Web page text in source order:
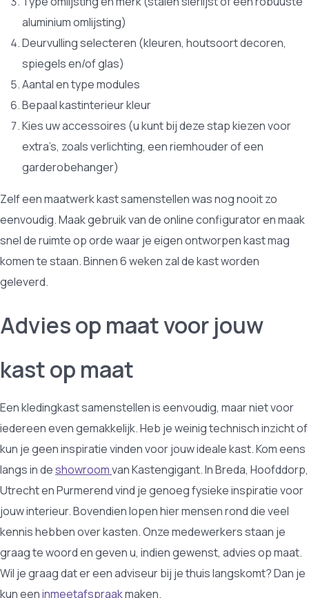
aluminium omlijsting)
Deurvulling selecteren (kleuren, houtsoort decoren,
spiegels en/of glas)
Aantal en type modules
Bepaal kastinterieur kleur
Kies uw accessoires (u kunt bij deze stap kiezen voor
extra’s, zoals verlichting, een riemhouder of een
garderobehanger)
Zelf een maatwerk kast samenstellen was nog nooit zo
eenvoudig. Maak gebruik van de online configurator en maak
snel de ruimte op orde waar je eigen ontworpen kast mag
komen te staan. Binnen 6 weken zal de kast worden
geleverd.
Advies op maat voor jouw
kast op maat
Een kledingkast samenstellen is eenvoudig, maar niet voor
iedereen even gemakkelijk. Heb je weinig technisch inzicht of
kun je geen inspiratie vinden voor jouw ideale kast. Kom eens
langs in deshowroomvan Kastengigant. In Breda, Hoofddorp,
Utrecht en Purmerend vind je genoeg fysieke inspiratie voor
jouw interieur. Bovendien lopen hier mensen rond die veel
kennis hebben over kasten. Onze medewerkers staan je
graag te woord en geven u, indien gewenst, advies op maat.
Wil je graag dat er een adviseur bij je thuis langskomt? Dan je
kun eeninmeetafspraakmaken.